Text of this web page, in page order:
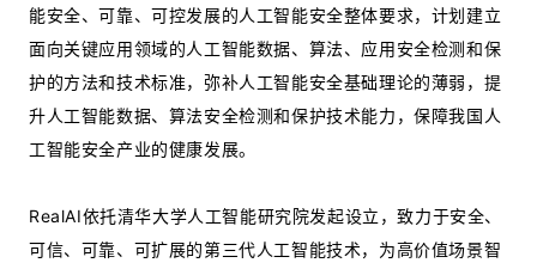
能安全、可靠、可控发展的人工智能安全整体要求，计划建立
面向关键应用领域的人工智能数据、算法、应用安全检测和保
护的方法和技术标准，弥补人工智能安全基础理论的薄弱，提
升人工智能数据、算法安全检测和保护技术能力，保障我国人
工智能安全产业的健康发展。
RealAI依托清华大学人工智能研究院发起设立，致力于安全、
可信、可靠、可扩展的第三代人工智能技术，为高价值场景智